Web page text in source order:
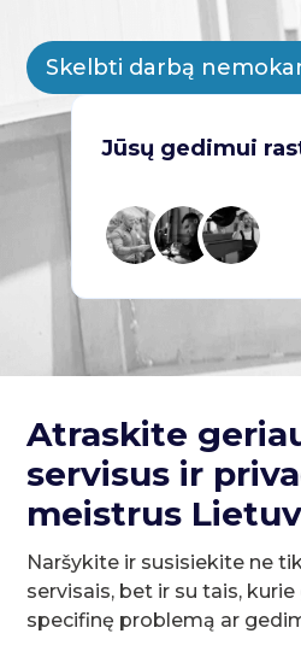
Skelbti darbą
Jūsų gedimui
Atraskite
servisus ir
meistrus
Naršykite ir susisiekite ne
servisais, bet ir su tais,
specifinę problemą ar